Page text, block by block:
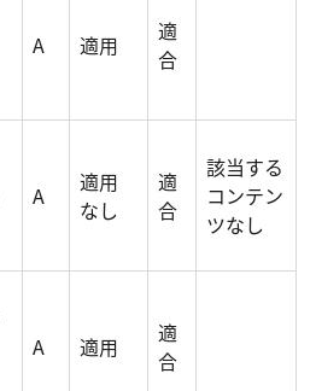
A 適用
適
合
A
適用
なし
適
合
該当する
コンテン
ツなし
A 適用
適
合